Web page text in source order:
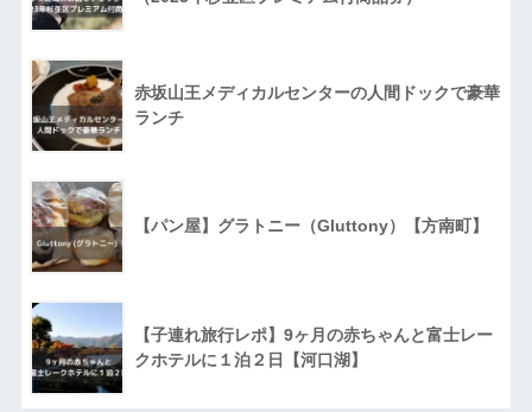
赤坂山王メディカルセンターの人間ドックで豪華
ランチ
【パン屋】グラトニー（Gluttony）【方南町】
【子連れ旅行レポ】9ヶ月の赤ちゃんと富士レー
クホテルに１泊２日【河口湖】